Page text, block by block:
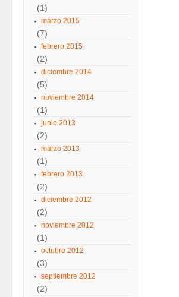
(1)
marzo 2015
(7)
febrero 2015
(2)
diciembre 2014
(5)
noviembre 2014
(1)
junio 2013
(2)
marzo 2013
(1)
febrero 2013
(2)
diciembre 2012
(2)
noviembre 2012
(1)
octubre 2012
(3)
septiembre 2012
(2)